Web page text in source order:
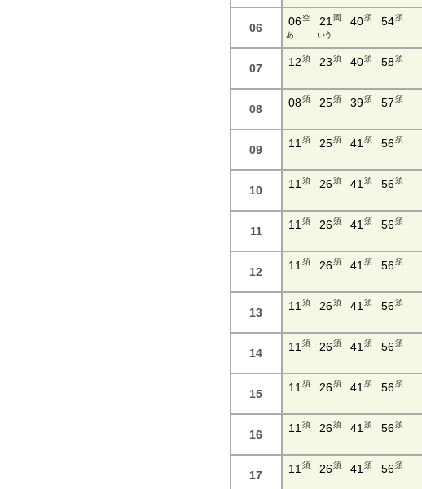
06 06空
あ
21岡
い う
40須 54須
07 12須 23須 40須 58須
08 08須 25須 39須 57 須
09 11須 25須 41須 56須
10 11須 26須 41須 56須
11 11須 26須 41須 56須
12 11須 26須 41須 56須
13 11須 26須 41須 56須
14 11須 26須 41須 56須
15 11須 26須 41須 56須
16 11須 26須 41須 56須
17 11須 26須 41須 56須